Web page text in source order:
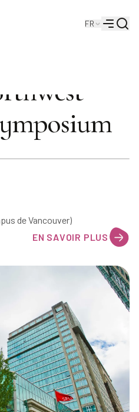
de l'Alberta
FR
Menu
de Vancouver)
EN SAVOIR PLUS